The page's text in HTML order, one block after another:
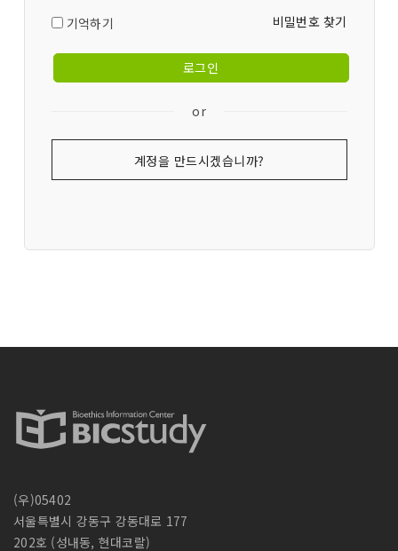
기억하기 비밀번호 찾기
or
계정을 만드시겠습니까?
(우)05402
서울특별시 강동구 강동대로 177
202호 (성내동, 현대코랄)